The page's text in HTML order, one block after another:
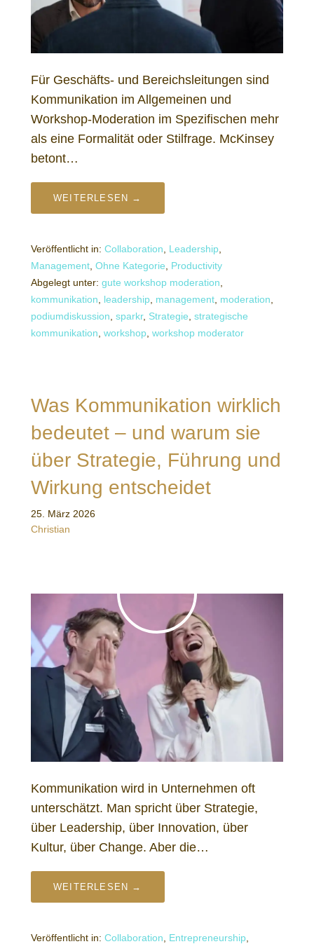
Für Geschäfts- und Bereichsleitungen sind
Kommunikation im Allgemeinen und
Workshop-Moderation im Spezifischen mehr
als eine Formalität oder Stilfrage. McKinsey
betont…
WEITERLESEN →
Veröffentlicht in: Collaboration Leadership
Management Ohne Kategorie
Productivity
Abgelegt unter: gute workshop moderation
kommunikation
leadership management moderation
podiumdiskussion sparkr, Strategie strategische
kommunikation workshop workshop moderator
Was Kommunikation wirklich
bedeutet – und warum sie
über Strategie, Führung und
Wirkung entscheidet
25. März 2026
Christian
Kommunikation wird in Unternehmen oft
unterschätzt. Man spricht über Strategie,
über Leadership, über Innovation, über
Kultur, über Change. Aber die…
WEITERLESEN →
Veröffentlicht in: Collaboration Entrepreneurship